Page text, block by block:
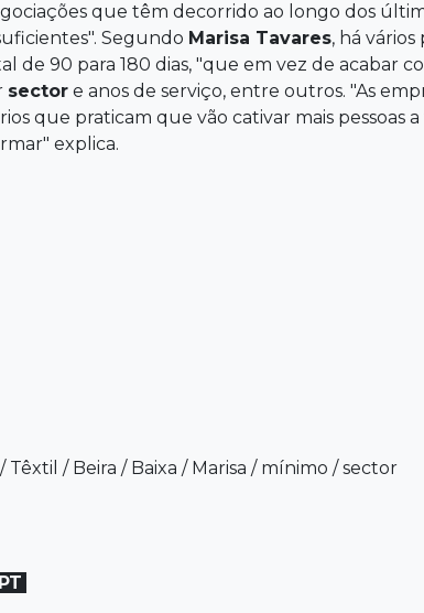
que têm decorrido ao longo dos
Segundo Marisa Tavares, há
de 90 para 180 dias, "que em vez de acabar
sector e anos de serviço, entre outros. "As
que praticam que vão cativar mais pessoas
explica.
/ Têxtil / Beira / Baixa / Marisa / mínimo / sector